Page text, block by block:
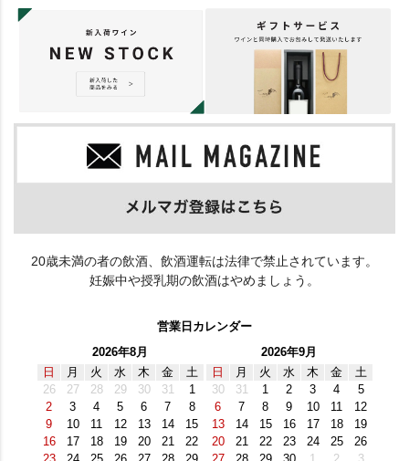
20歳未満の者の飲酒、飲酒運転は法律で禁止されています。
妊娠中や授乳期の飲酒はやめましょう。
営業日カレンダー
2026年8月
日
月 火 水 木 金
土
26
27 28 29 30 31
1
2
3 4 5 6 7
8
9
10 11 12 13 14
15
16
17 18 19 20 21
22
2026年9月
日
月 火 水 木 金
土
30
31 1 2 3 4
5
6
7 8 9 10 11
12
13
14 15 16 17 18
19
20
21 22 23 24 25
26